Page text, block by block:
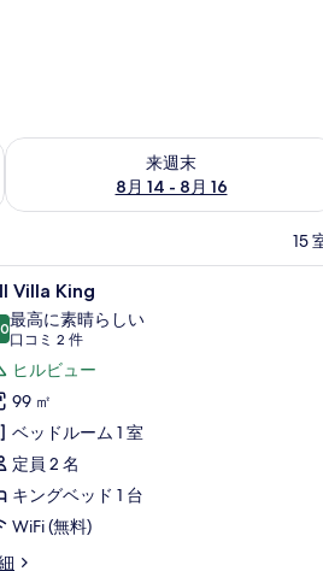
ク
来週末
8月 14 - 8月 16
来週末 8月 14 - 8月 16 の空室状況を
15
ース
無料)、セーフティボックス (室内)、デスク
Hill Villa King
7 Villa King
点中 10.0
最高に素晴らしい
口コミ 2 件
(口
コ
ミ
件)
ヒルビュー
99 ㎡
ベッドルーム 1 室
定員 2 名
キングベッド 1 台
WiFi (無料)